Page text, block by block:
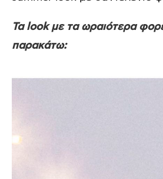
Τα look με τα ωραιότερα
παρακάτω: